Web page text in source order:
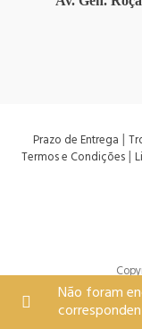
Não foram
Prazo de Entrega |
Termos e Condições|